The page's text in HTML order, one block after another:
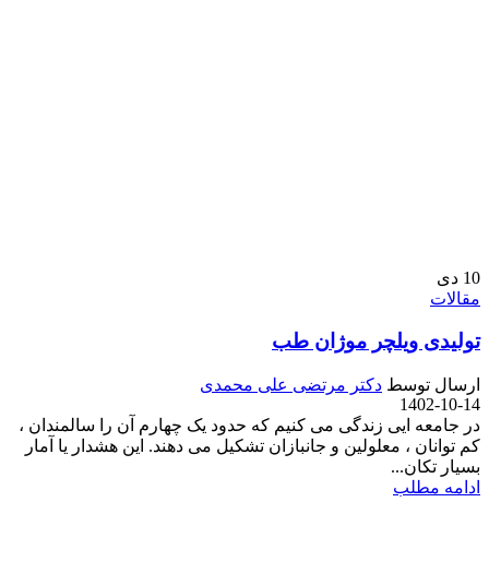
10 دی
مقالات
تولیدی ویلچر موژان طب
ارسال توسط دکتر مرتضی علی محمدی
1402-10-14
در جامعه ایی زندگی می کنیم که حدود یک چهارم آن را سالمندان ،
کم توانان ، معلولین و جانبازان تشکیل می دهند. این هشدار یا آمار
بسیار تکان...
ادامه مطلب